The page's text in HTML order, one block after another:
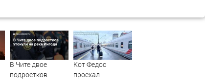
В Чите двое
подростков
Кот Федос
проехал